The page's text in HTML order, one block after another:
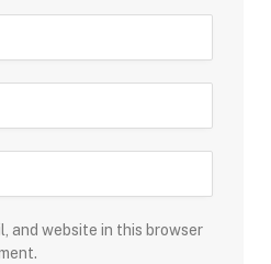
and website in this browser